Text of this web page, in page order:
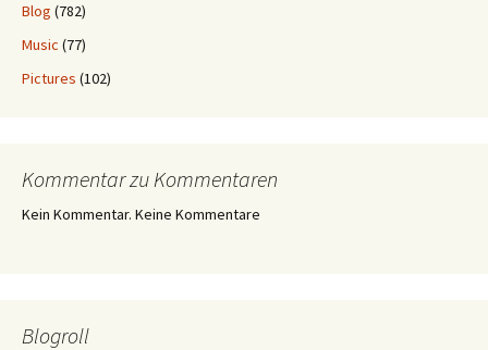
Blog (782)
Music (77)
Pictures (102)
Kommentar zu Kommentaren
Kein Kommentar. Keine Kommentare
Blogroll